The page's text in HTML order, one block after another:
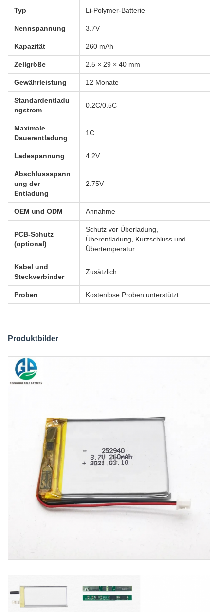
Typ Li-Polymer-Batterie
Nennspannung 3.7V
Kapazität 260 mAh
Zellgröße 2.5 × 29 × 40 mm
Gewährleistung 12 Monate
Standardentladu
ngstrom
0.2C/0.5C
Maximale
Dauerentladung
1C
Ladespannung 4.2V
Abschlussspann
ung der
Entladung
2.75V
OEM und ODM Annahme
PCB-Schutz
(optional)
Schutz vor Überladung,
Überentladung, Kurzschluss und
Übertemperatur
Kabel und
Steckverbinder
Zusätzlich
Proben Kostenlose Proben unterstützt
Produktbilder